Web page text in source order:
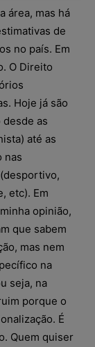
área, mas há
de
no país. Em
O Direito
Hoje já são
desde as
até as
nas
etc). Em
opinião,
que sabem
mas nem
na
seja, na
porque o
É
Quem quiser